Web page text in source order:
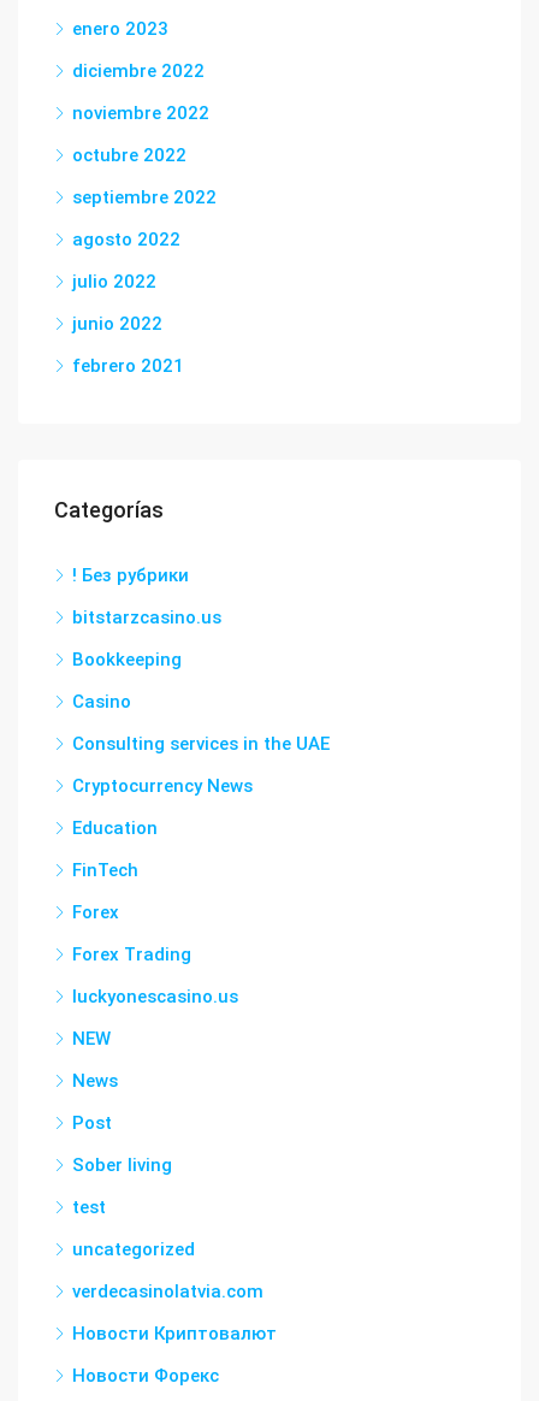
enero 2023
diciembre 2022
noviembre 2022
octubre 2022
septiembre 2022
agosto 2022
julio 2022
junio 2022
febrero 2021
Categorías
! Без рубрики
bitstarzcasino.us
Bookkeeping
Casino
Consulting services in the UAE
Cryptocurrency News
Education
FinTech
Forex
Forex Trading
luckyonescasino.us
NEW
News
Post
Sober living
test
uncategorized
verdecasinolatvia.com
Новости Криптовалют
Новости Форекс